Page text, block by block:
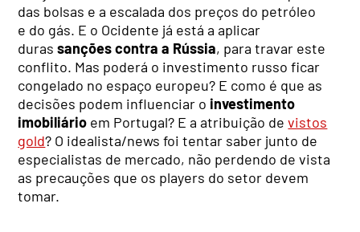
das bolsas e a escalada dos preços do petróleo
e do gás. E o Ocidente já está a aplicar
durassanções contra a Rússia, para travar este
conflito. Mas poderá o investimento russo ficar
congelado no espaço europeu? E como é que as
decisões podem influenciar o investimento
imobiliário em Portugal? E a atribuição devistos
gold? O idealista/news foi tentar saber junto de
especialistas de mercado, não perdendo de vista
as precauções que os players do setor devem
tomar.